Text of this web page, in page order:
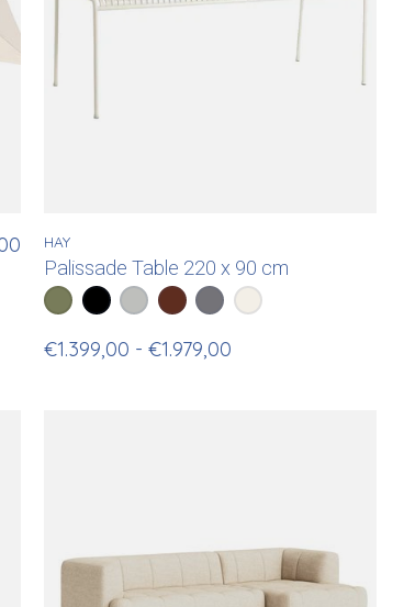
HAY
Palissade Table 220 x 90 cm
Color: — Olive
OliveAnthracite
Sky Grey
Iron RedHot Galvanised Steel
Cream White
€1.399,00 - €1.979,00